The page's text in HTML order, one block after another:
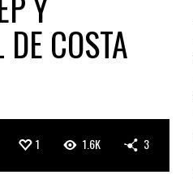
COSTA
1 1.6K 3